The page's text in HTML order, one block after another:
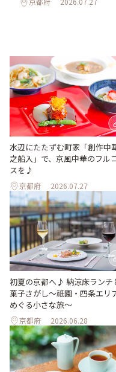
水辺にたたずむ町家「創作中
之船入」で、京風中華のフル
スを♪
京都府 2026.07.27
初夏の京都へ♪ 納涼床ランチ
菓子さがし〜祇園・四条エリ
めぐる小さな旅〜
京都府 2026.06.28